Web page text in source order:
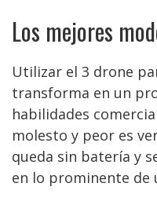
Los mejores
Utilizar el 3 drone
transforma en un
habilidades
molesto y peor es
queda sin batería y
en lo prominente de